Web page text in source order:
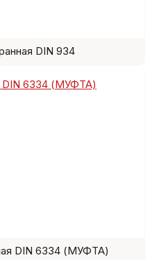
DIN 934
DIN 6334 (МУФТА)